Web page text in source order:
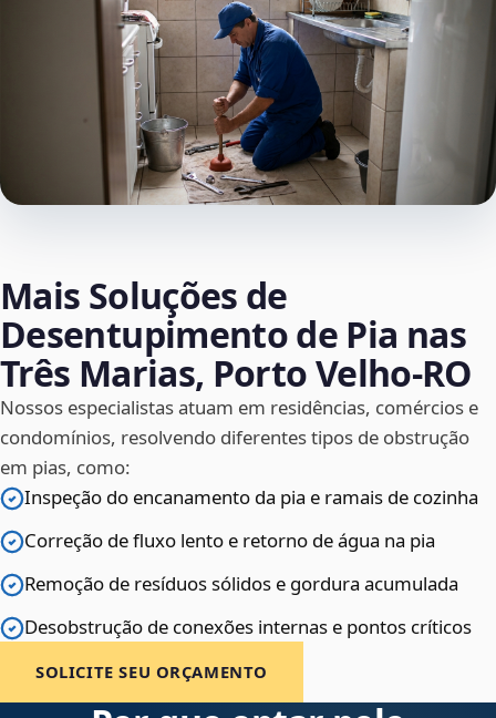
Mais Soluções de
Desentupimento de Pia nas
Três Marias, Porto Velho‑RO
Nossos especialistas atuam em residências, comércios e
condomínios, resolvendo diferentes tipos de obstrução
em pias, como:
Inspeção do encanamento da pia e ramais de cozinha
Correção de fluxo lento e retorno de água na pia
Remoção de resíduos sólidos e gordura acumulada
Desobstrução de conexões internas e pontos críticos
SOLICITE SEU ORÇAMENTO